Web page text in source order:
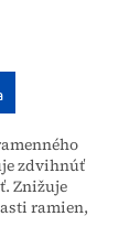
zdvihnúť
Znižuje
ramien,